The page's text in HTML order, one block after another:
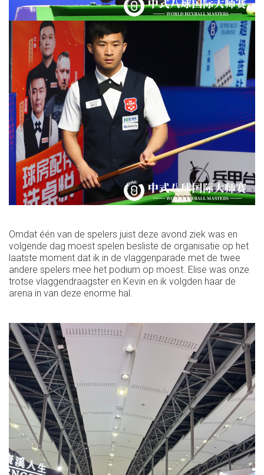
Omdat één van de spelers juist deze avond ziek was en
volgende dag moest spelen besliste de organisatie op het
laatste moment dat ik in de vlaggenparade met de twee
andere spelers mee het podium op moest. Elise was onze
trotse vlaggendraagster en Kevin en ik volgden haar de
arena in van deze enorme hal.